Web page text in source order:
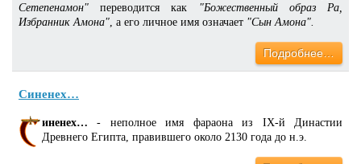
Сетепенамон" переводится как "Божественный образ Ра,
Избранник Амона" , а его личное имя означает "Сын Амона".
Подробнее…
Синенех…
иненех… - неполное имя фараона из IX-й Династии
Древнего Египта, правившего около 2130 года до н.э.